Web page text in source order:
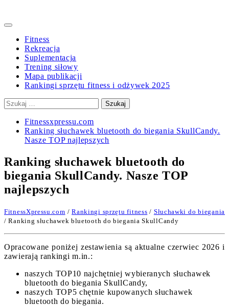
Primary
Fitness
Rekreacja
Suplementacja
Trening siłowy
Mapa publikacji
Rankingi sprzętu fitness i odżywek 2025
Szukaj:
Fitnessxpressu.com
Ranking słuchawek bluetooth do biegania SkullCandy.
Nasze TOP najlepszych
Ranking słuchawek bluetooth do
biegania SkullCandy. Nasze TOP
najlepszych
FitnessXpressu.com /Rankingi sprzętu fitness / Słuchawki do biegania
/ Ranking słuchawek bluetooth do biegania SkullCandy
Opracowane poniżej zestawienia są aktualne czerwiec 2026 i
zawierają rankingi m.in.:
naszych TOP10 najchętniej wybieranych słuchawek
bluetooth do biegania SkullCandy,
naszych TOP5 chętnie kupowanych słuchawek
bluetooth do biegania.